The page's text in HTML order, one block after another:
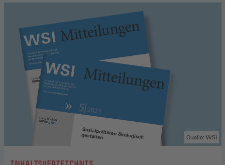
Quelle: WSI